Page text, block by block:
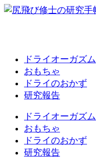
ドライオーガズム
おもちゃ
ドライのおかず
研究報告
ドライオーガズム
おもちゃ
ドライのおかず
研究報告